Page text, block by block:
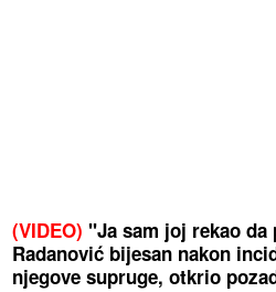
(VIDEO) "Ja sam joj rekao
Radanović bijesan nakon
njegove supruge, otkrio